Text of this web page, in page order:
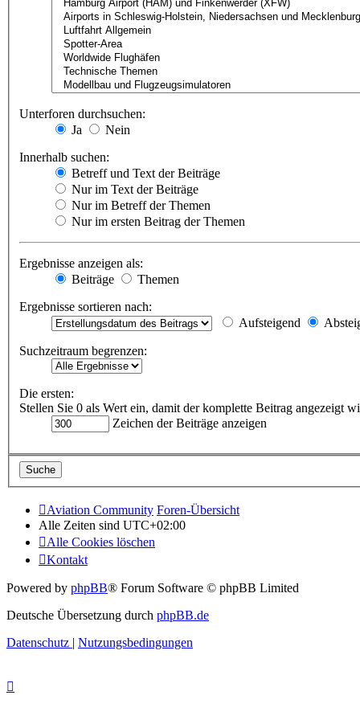
Unterforen durchsuchen:
Ja
Nein
Innerhalb suchen:
Betreff und Text der Beiträge
Nur im Text der Beiträge
Nur im Betreff der Themen
Nur im ersten Beitrag der Themen
Ergebnisse anzeigen als:
Beiträge
Themen
Ergebnisse sortieren nach:
Aufsteigend
Suchzeitraum begrenzen:
Die ersten:
Stellen Sie 0 als Wert ein, damit der komplette Beitrag angezeigt
Zeichen der Beiträge anzeigen
Aviation Community Foren-Übersicht
Alle Zeiten sind UTC+02:00
Alle Cookies löschen
Kontakt
Powered by phpBB® Forum Software © phpBB Limited
Deutsche Übersetzung durch phpBB.de
Datenschutz | Nutzungsbedingungen